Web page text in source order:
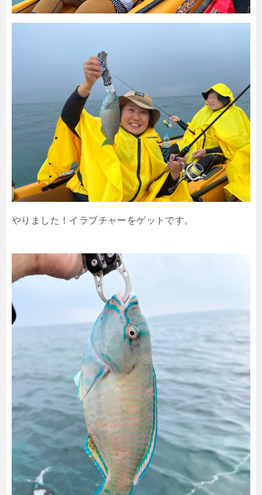
やりました！イラブチャーをゲットです。